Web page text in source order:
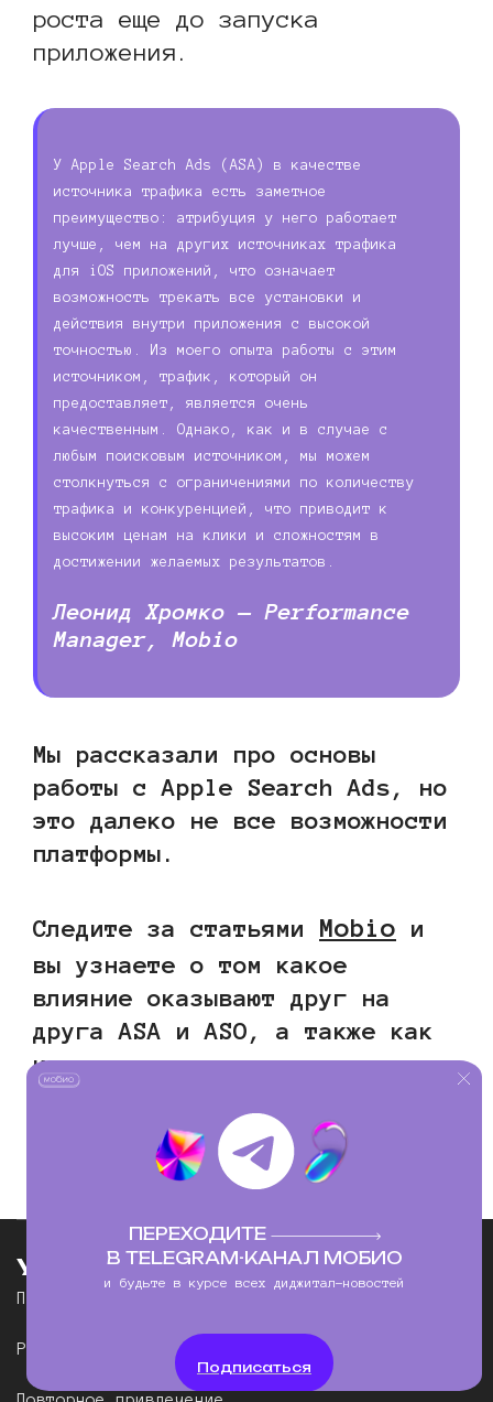
роста еще до запуска
приложения.
У Apple Search Ads (ASA) в качестве
источника трафика есть заметное
преимущество: атрибуция у него работает
лучше, чем на других источниках трафика
для iOS приложений, что означает
возможность трекать все установки и
действия внутри приложения с высокой
точностью. Из моего опыта работы с этим
источником, трафик, который он
предоставляет, является очень
качественным. Однако, как и в случае с
любым поисковым источником, мы можем
столкнуться с ограничениями по количеству
трафика и конкуренцией, что приводит к
высоким ценам на клики и сложностям в
достижении желаемых результатов.
Леонид Хромко — Performance
Manager, Mobio
Мы рассказали про основы
работы с Apple Search Ads, но
это далеко не все возможности
платформы.
Следите за статьями Mobio и
вы узнаете о том какое
влияние оказывают друг на
друга ASA и ASO, а также как
и для чего использовать
Custom Product Pages.
Услуги
Привлечение пользователей
Реклама в приложениях
ПЕРЕХОДИТЕ
В TELEGRAM-КАНАЛ МОБИО
и будьте в курсе всех диджитал-новостей
Подписаться